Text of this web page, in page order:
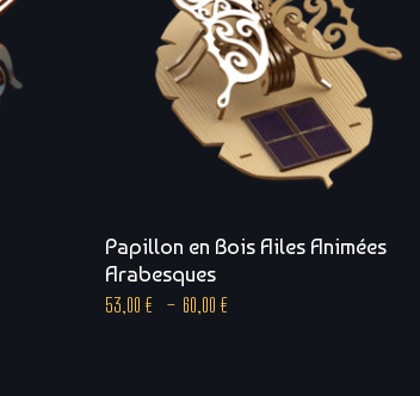
Papillon en Bois Ailes Animées
Arabesques
53,00 € – 60,00 €